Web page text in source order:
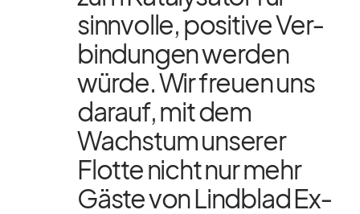
sinn­volle, po­si­tive Ver­
bin­dun­gen wer­den
würde. Wir freuen uns
dar­auf, mit dem
Wachs­tum un­se­rer
Flotte nicht nur mehr
Gäste von Lind­blad Ex­